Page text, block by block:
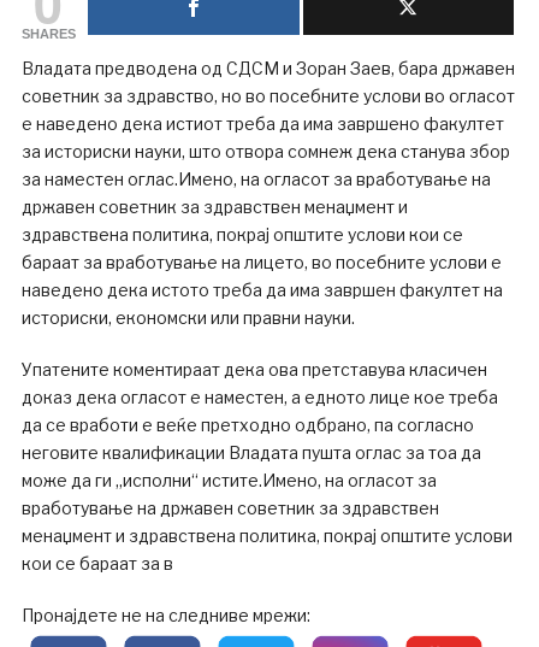
SHARES
Владата предводена од СДСМ и Зоран Заев, бара државен
советник за здравство, но во посебните услови во огласот
е наведено дека истиот треба да има завршено факултет
за историски науки, што отвора сомнеж дека станува збор
за наместен оглас.Имено, на огласот за вработување на
државен советник за здравствен менаџмент и
здравствена политика, покрај општите услови кои се
бараат за вработување на лицето, во посебните услови е
наведено дека истото треба да има завршен факултет на
историски, економски или правни науки.
Упатените коментираат дека ова претставува класичен
доказ дека огласот е наместен, а едното лице кое треба
да се вработи е веќе претходно одбрано, па согласно
неговите квалификации Владата пушта оглас за тоа да
може да ги „исполни“ истите.Имено, на огласот за
вработување на државен советник за здравствен
менаџмент и здравствена политика, покрај општите услови
кои се бараат за в
Пронајдете не на следниве мрежи: